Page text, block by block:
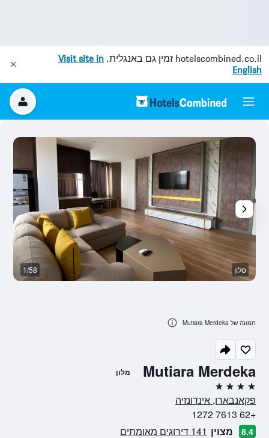
hotelscombined.co.il זמין גם באנגלית. Visit site in
English
Mutiara Merdeka מלון
4 כוכבים
פקאנבארו, אינדונזיה
+62 7613 1272
8.4 מצוין 141 דירוגים מאומתים
סלון 1/58
תמונה של Mutiara Merdeka